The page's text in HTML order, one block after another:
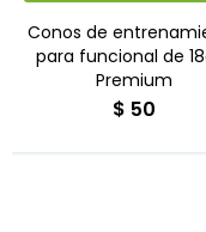
Conos de
para funcional de
Premium
$ 50